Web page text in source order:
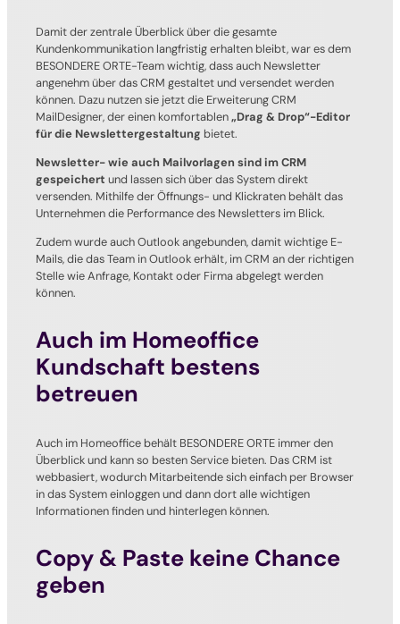
Damit der zentrale Überblick über die gesamte
Kundenkommunikation langfristig erhalten bleibt, war es dem
BESONDERE ORTE-Team wichtig, dass auch Newsletter
angenehm über das CRM gestaltet und versendet werden
können. Dazu nutzen sie jetzt die Erweiterung CRM
MailDesigner, der einen komfortablen„Drag & Drop“-Editor
für die Newslettergestaltung bietet.
Newsletter- wie auch Mailvorlagen sind im CRM
gespeichert und lassen sich über das System direkt
versenden. Mithilfe der Öffnungs- und Klickraten behält das
Unternehmen die Performance des Newsletters im Blick.
Zudem wurde auch Outlook angebunden, damit wichtige E-
Mails, die das Team in Outlook erhält, im CRM an der richtigen
Stelle wie Anfrage, Kontakt oder Firma abgelegt werden
können.
Auch im Homeoffice
Kundschaft bestens
betreuen
Auch im Homeoffice behält BESONDERE ORTE immer den
Überblick und kann so besten Service bieten. Das CRM ist
webbasiert, wodurch Mitarbeitende sich einfach per Browser
in das System einloggen und dann dort alle wichtigen
Informationen finden und hinterlegen können.
Copy & Paste keine Chance
geben